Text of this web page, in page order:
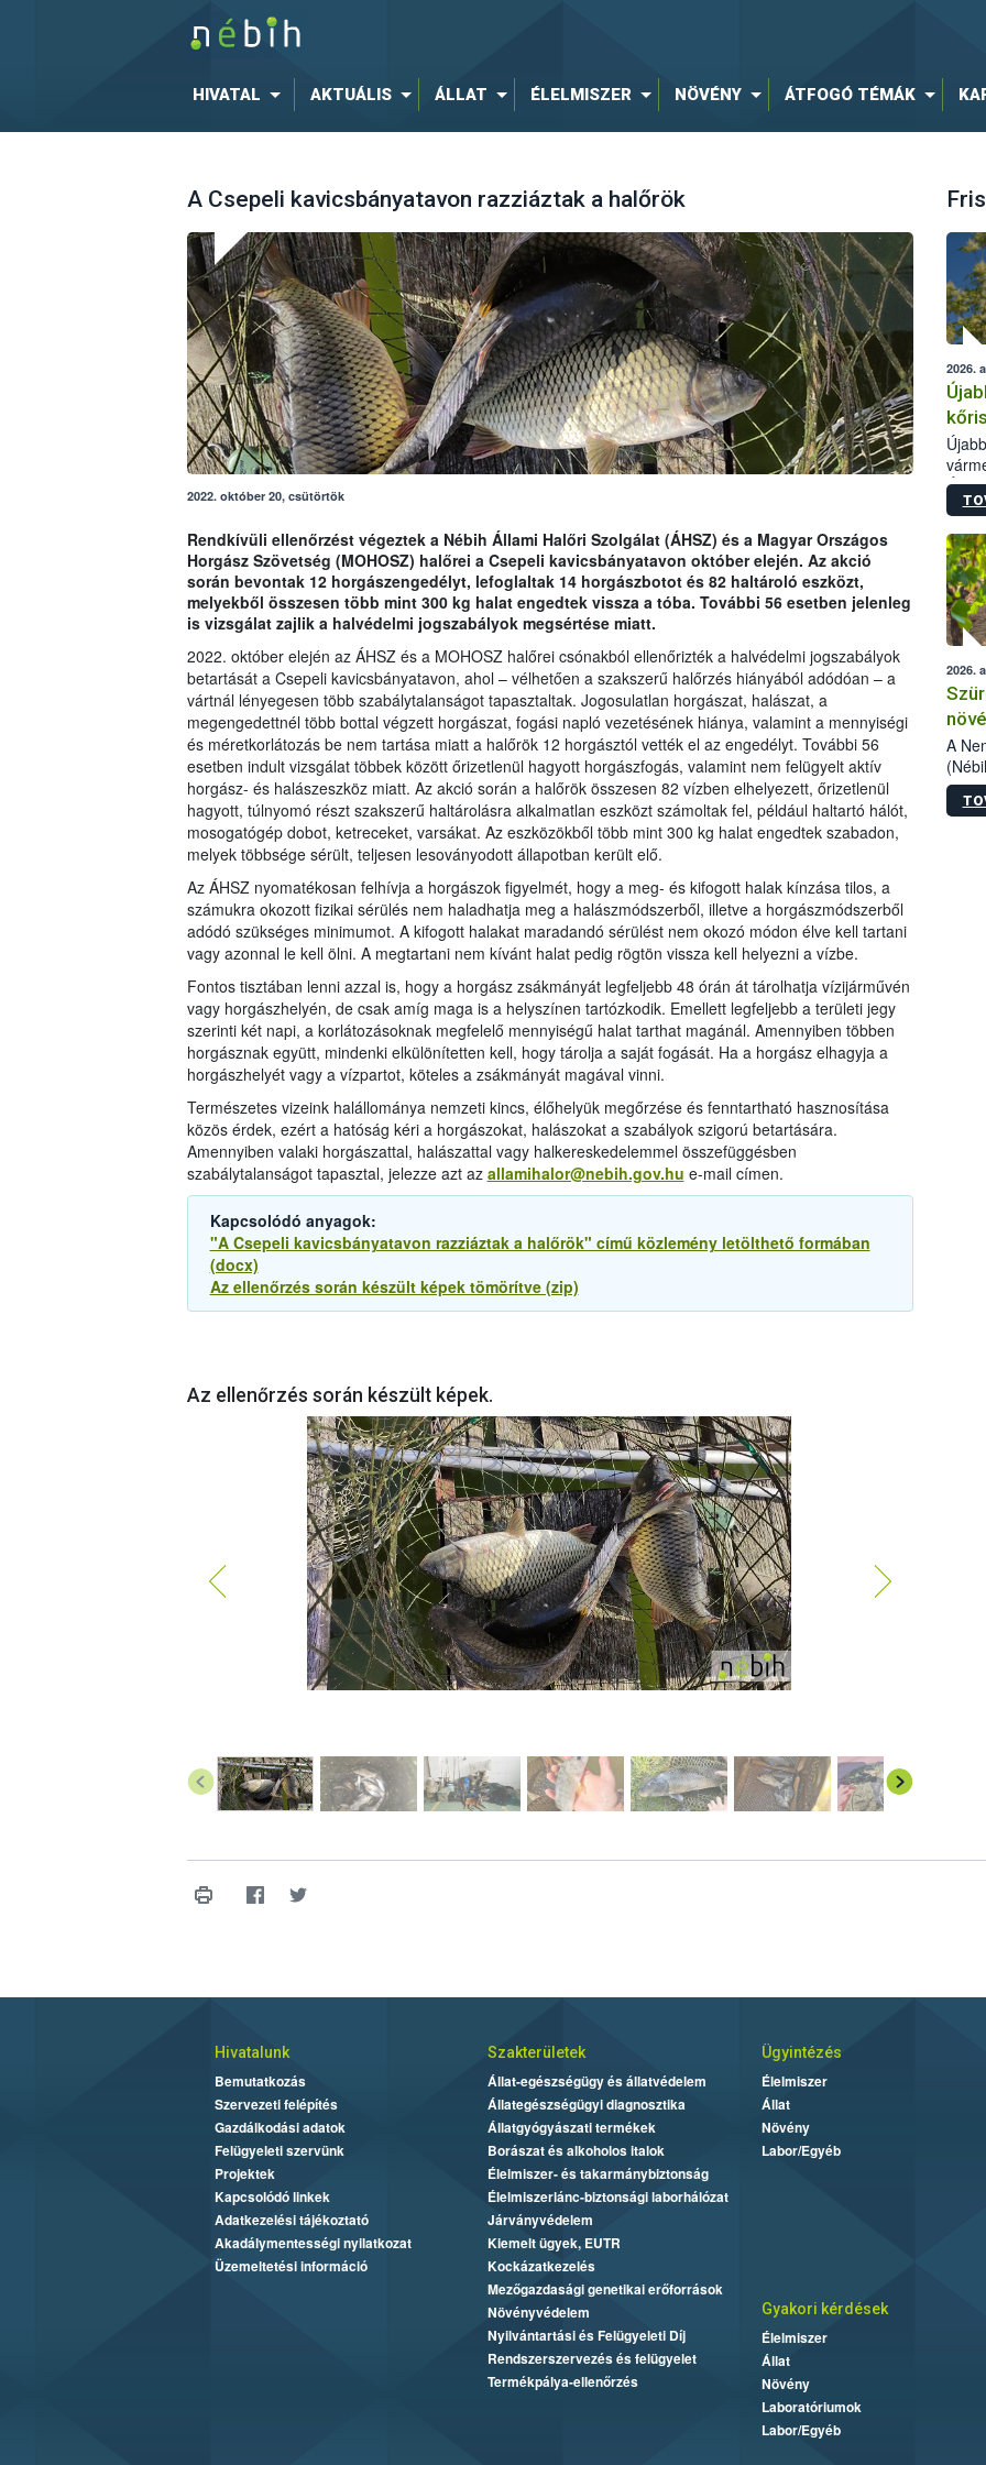
HIVATAL AKTUÁLIS ÁLLAT ÉLELMISZER NÖVÉNY ÁTFOGÓ TÉMÁK
A Csepeli kavicsbányatavon razziáztak a halőrök
2022. október 20, csütörtök
Rendkívüli ellenőrzést végeztek a Nébih Állami Halőri Szolgálat (ÁHSZ) és a Magyar Országos
Horgász Szövetség (MOHOSZ) halőrei a Csepeli kavicsbányatavon október elején. Az akció
során bevontak 12 horgászengedélyt, lefoglaltak 14 horgászbotot és 82 haltároló eszközt,
melyekből összesen több mint 300 kg halat engedtek vissza a tóba. További 56 esetben jelenleg
is vizsgálat zajlik a halvédelmi jogszabályok megsértése miatt.
2022. október elején az ÁHSZ és a MOHOSZ halőrei csónakból ellenőrizték a halvédelmi jogszabályok
betartását a Csepeli kavicsbányatavon, ahol – vélhetően a szakszerű halőrzés hiányából adódóan – a
vártnál lényegesen több szabálytalanságot tapasztaltak. Jogosulatlan horgászat, halászat, a
megengedettnél több bottal végzett horgászat, fogási napló vezetésének hiánya, valamint a mennyiségi
és méretkorlátozás be nem tartása miatt a halőrök 12 horgásztól vették el az engedélyt. További 56
esetben indult vizsgálat többek között őrizetlenül hagyott horgászfogás, valamint nem felügyelt aktív
horgász- és halászeszköz miatt. Az akció során a halőrök összesen 82 vízben elhelyezett, őrizetlenül
hagyott, túlnyomó részt szakszerű haltárolásra alkalmatlan eszközt számoltak fel, például haltartó hálót,
mosogatógép dobot, ketreceket, varsákat. Az eszközökből több mint 300 kg halat engedtek szabadon,
melyek többsége sérült, teljesen lesoványodott állapotban került elő.
Az ÁHSZ nyomatékosan felhívja a horgászok figyelmét, hogy a meg- és kifogott halak kínzása tilos, a
számukra okozott fizikai sérülés nem haladhatja meg a halászmódszerből, illetve a horgászmódszerből
adódó szükséges minimumot. A kifogott halakat maradandó sérülést nem okozó módon élve kell tartani
vagy azonnal le kell ölni. A megtartani nem kívánt halat pedig rögtön vissza kell helyezni a vízbe.
Fontos tisztában lenni azzal is, hogy a horgász zsákmányát legfeljebb 48 órán át tárolhatja vízijárművén
vagy horgászhelyén, de csak amíg maga is a helyszínen tartózkodik. Emellett legfeljebb a területi jegy
szerinti két napi, a korlátozásoknak megfelelő mennyiségű halat tarthat magánál. Amennyiben többen
horgásznak együtt, mindenki elkülönítetten kell, hogy tárolja a saját fogását. Ha a horgász elhagyja a
horgászhelyét vagy a vízpartot, köteles a zsákmányát magával vinni.
Természetes vizeink halállománya nemzeti kincs, élőhelyük megőrzése és fenntartható hasznosítása
közös érdek, ezért a hatóság kéri a horgászokat, halászokat a szabályok szigorú betartására.
Amennyiben valaki horgászattal, halászattal vagy halkereskedelemmel összefüggésben
szabálytalanságot tapasztal, jelezze azt az allamihalor@nebih.gov.hu e-mail címen.
Kapcsolódó anyagok:
"A Csepeli kavicsbányatavon razziáztak a halőrök" című közlemény letölthető formában
(docx)
Az ellenőrzés során készült képek tömörítve (zip)
Az ellenőrzés során készült képek.
2026.
2026.
A
Hivatalunk
Bemutatkozás
Szervezeti felépítés
Gazdálkodási adatok
Felügyeleti szervünk
Projektek
Kapcsolódó linkek
Adatkezelési tájékoztató
Akadálymentességi nyilatkozat
Üzemeltetési információ
Szakterületek
Állat-egészségügy és állatvédelem
Állategészségügyi diagnosztika
Állatgyógyászati termékek
Borászat és alkoholos italok
Élelmiszer- és takarmánybiztonság
Élelmiszerlánc-biztonsági laborhálózat
Járványvédelem
Kiemelt ügyek, EUTR
Kockázatkezelés
Mezőgazdasági genetikai erőforrások
Növényvédelem
Nyilvántartási és Felügyeleti Díj
Rendszerszervezés és felügyelet
Termékpálya-ellenőrzés
Ügyintézés
Élelmiszer
Állat
Növény
Labor/Egyéb
Gyakori kérdések
Élelmiszer
Állat
Növény
Laboratóriumok
Labor/Egyéb